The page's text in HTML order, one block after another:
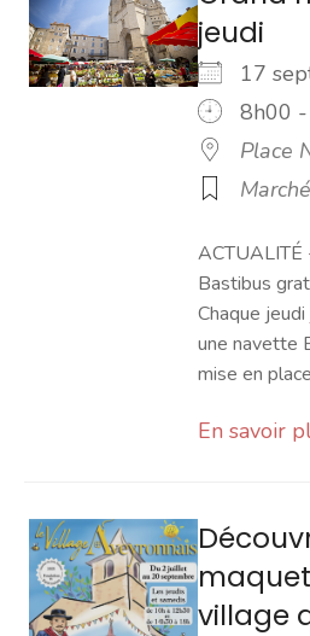
jeudi
17
8h00
Place
Bastibus
Chaque
une navette
mise en
En savoir
village